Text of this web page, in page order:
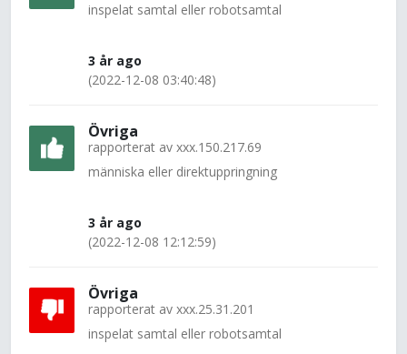
inspelat samtal eller robotsamtal
3 år ago
(2022-12-08 03:40:48)
Övriga
rapporterat av xxx.150.217.69
människa eller direktuppringning
3 år ago
(2022-12-08 12:12:59)
Övriga
rapporterat av xxx.25.31.201
inspelat samtal eller robotsamtal